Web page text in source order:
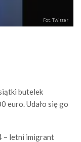
Fot. Twitter
butelek
euro. Udało się go
– letni imigrant